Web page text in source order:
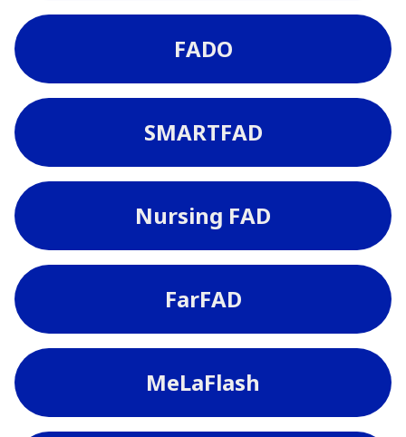
FADO
SMARTFAD
Nursing FAD
FarFAD
MeLaFlash